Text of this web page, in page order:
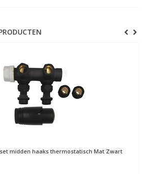
midden haaks thermostatisch Mat Zwart